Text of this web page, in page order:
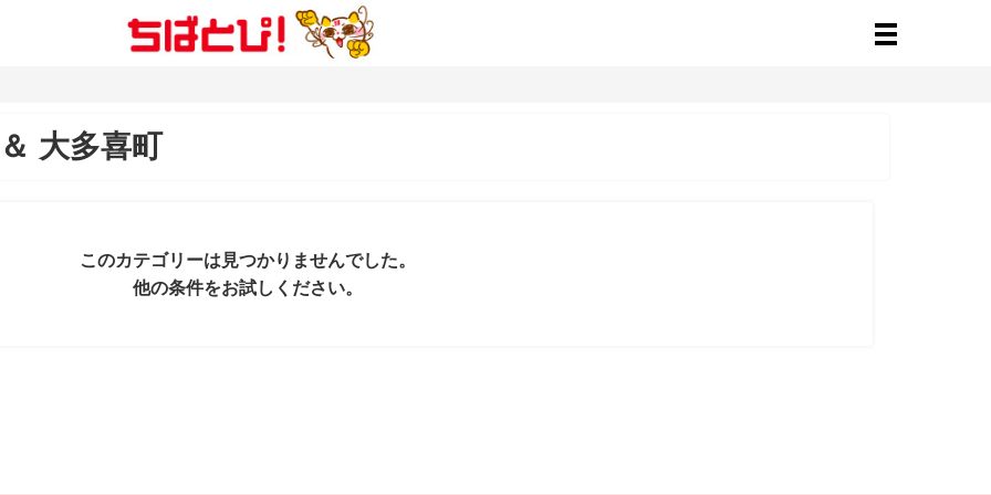
大多喜町
このカテゴリーは見つかりませんでした。
他の条件をお試しください。